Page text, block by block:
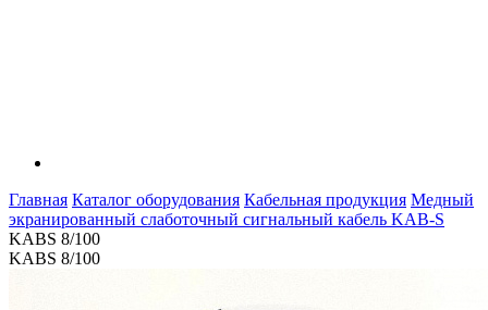
Главная Каталог оборудования Кабельная продукция Медный
экранированный слаботочный сигнальный кабель KAB-S
KABS 8/100
KABS 8/100